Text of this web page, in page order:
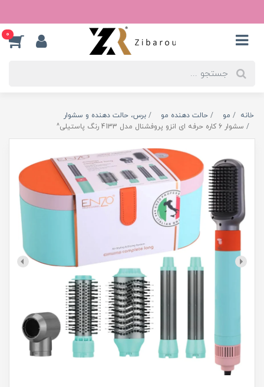
0
خانه مو حالت دهنده مو
برس، حالت دهنده و سشوار
سشوار 6 کاره حرفه ای انزو پروفشنال مدل 4133 رنگ پاستیلی^